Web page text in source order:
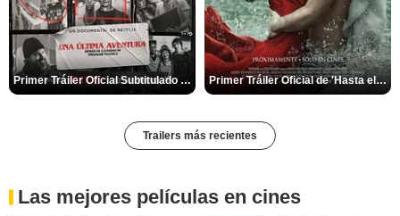
Primer Tráiler Oficial Subtitulado de 'Una última aventura: Detrás de cámaras de Stranger Things 5' Primer Tráiler Oficial de 'Hasta el fin del mundo'
Trailers más recientes
Las mejores películas en cines